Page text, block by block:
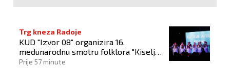
Trg kneza Radoje
KUD "Izvor 08" organizira 16.
međunarodnu smotru folklora "Kiseljak
2026"
Prije 57 minute